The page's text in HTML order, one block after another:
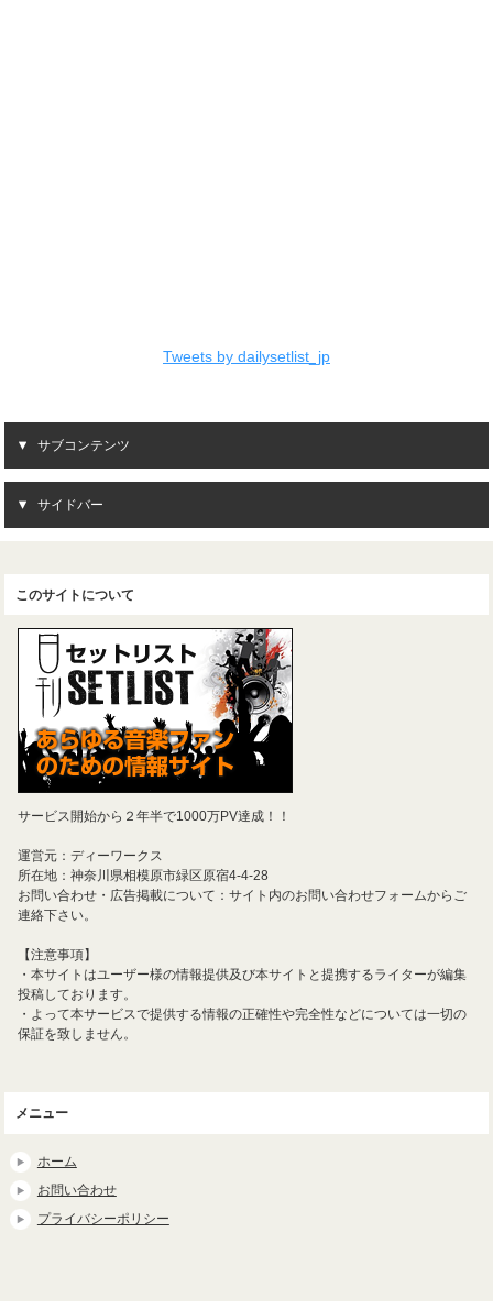
Tweets by dailysetlist_jp
サブコンテンツ
サイドバー
このサイトについて
サービス開始から２年半で1000万PV達成！！
運営元：ディーワークス
所在地：神奈川県相模原市緑区原宿4-4-28
お問い合わせ・広告掲載について：サイト内のお問い合わせフォームからご
連絡下さい。
【注意事項】
・本サイトはユーザー様の情報提供及び本サイトと提携するライターが編集
投稿しております。
・よって本サービスで提供する情報の正確性や完全性などについては一切の
保証を致しません。
メニュー
ホーム
お問い合わせ
プライバシーポリシー